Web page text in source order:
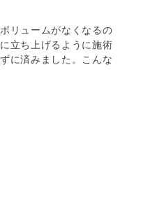
リュームがなくなるの
立ち上げるように施術
に済みました。こんな